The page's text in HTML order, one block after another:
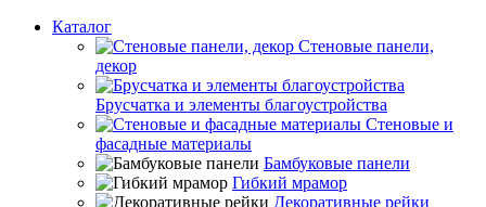
Каталог
Стеновые панели,
декор
Брусчатка и элементы благоустройства
Стеновые и
фасадные материалы
Бамбуковые панели
Гибкий мрамор
Декоративные рейки